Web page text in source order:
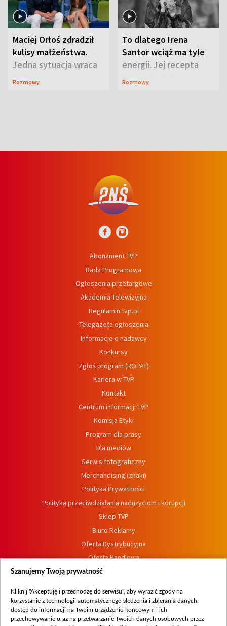
Maciej Orłoś zdradził
kulisy małżeństwa.
Jedna sytuacja wraca
jak bumerang
Rozmowy
To dlatego Irena
Santor wciąż ma tyle
energii. Jej recepta
jest zaskakująco
Rozmowy
Abonament TVP
Rada Programowa
Ogłoszenia przetargowe
Akademia Telewizyjna
Regulamin tvp.pl
Telegazeta ogłoszenia
Informacje o nadawcy
Konkursy
Zgłoś program (ROPAT)
Kariera w TVP
Kontakt
Centrum informacji TVP
Komisja Etyki
Program dla prasy
Dla mediów
Serwis fotograficzny
Merchandising (znaki)
Polityka Prywatności
Polityka przeciwdziałania nadużyciom i korupcji
Sklep TVP
Biuro Reklamy
Oferta Dystrybucyjna
Oferta Handlowa
Dostępność
Procedura zgłoszeń wewnętrznych
Szanujemy Twoją prywatność
Kliknij "Akceptuję i przechodzę do serwisu", aby wyrazić zgody na
korzystanie z technologii automatycznego śledzenia i zbierania danych,
dostęp do informacji na Twoim urządzeniu końcowym i ich
przechowywanie oraz na przetwarzanie Twoich danych osobowych przez